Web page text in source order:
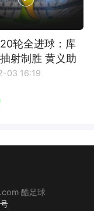
轮全进球：库
射制胜 黄义助
03 16:19
酷足球